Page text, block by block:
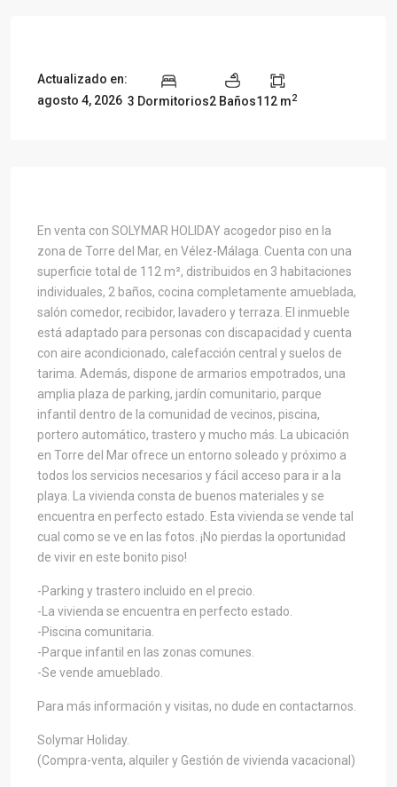
Actualizado en:
agosto 4, 2026 3 Dormitorios2 Baños112 m2
En venta con SOLYMAR HOLIDAY acogedor piso en la
zona de Torre del Mar, en Vélez-Málaga. Cuenta con una
superficie total de 112 m², distribuidos en 3 habitaciones
individuales, 2 baños, cocina completamente amueblada,
salón comedor, recibidor, lavadero y terraza. El inmueble
está adaptado para personas con discapacidad y cuenta
con aire acondicionado, calefacción central y suelos de
tarima. Además, dispone de armarios empotrados, una
amplia plaza de parking, jardín comunitario, parque
infantil dentro de la comunidad de vecinos, piscina,
portero automático, trastero y mucho más. La ubicación
en Torre del Mar ofrece un entorno soleado y próximo a
todos los servicios necesarios y fácil acceso para ir a la
playa. La vivienda consta de buenos materiales y se
encuentra en perfecto estado. Esta vivienda se vende tal
cual como se ve en las fotos. ¡No pierdas la oportunidad
de vivir en este bonito piso!
-Parking y trastero incluido en el precio.
-La vivienda se encuentra en perfecto estado.
-Piscina comunitaria.
-Parque infantil en las zonas comunes.
-Se vende amueblado.
Para más información y visitas, no dude en contactarnos.
Solymar Holiday.
(Compra-venta, alquiler y Gestión de vivienda vacacional)